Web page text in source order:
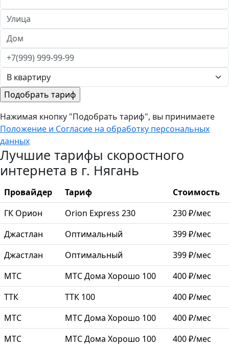
Нажимая кнопку "Подобрать тариф", вы принимаете
Положение и Согласие на обработку персональных
данных
Лучшие тарифы скоростного
интернета в г. Нягань
Провайдер Тариф
Стоимость
ГК Орион
Orion Express 230
230 ₽/мес
Джастлан
Оптимальный
399 ₽/мес
Джастлан
Оптимальный
399 ₽/мес
МТС
МТС Дома Хорошо 100
400 ₽/мес
ТТК
ТТК 100
400 ₽/мес
МТС
МТС Дома Хорошо 100
400 ₽/мес
МТС
МТС Дома Хорошо 100
400 ₽/мес